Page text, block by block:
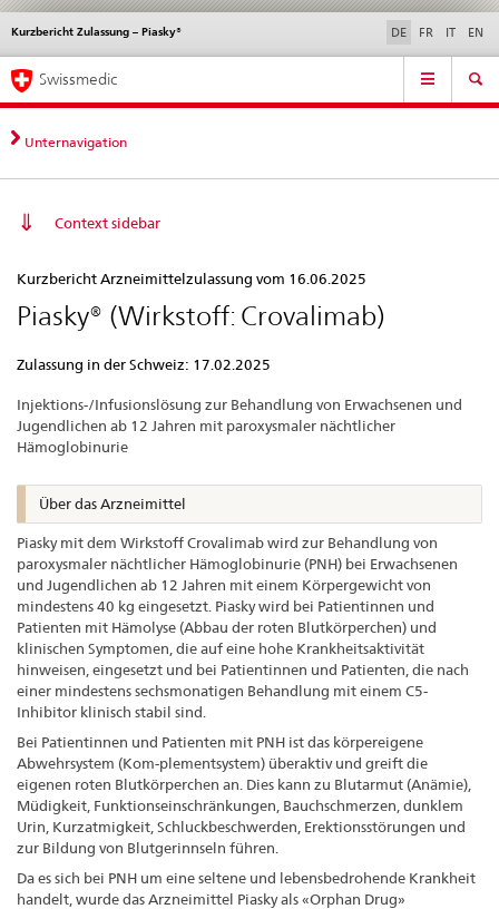
Direktnavigation
News,
Rechtsgrundlagen,
Kontakt
News & Updates Kontakt | Support & Hilfe
Kurzbericht Zulassung – Piasky®
Sprachwahl DE FR IT EN
Service
Hauptnavigation
Swissmedic
Unternavigation
Context sidebar
Zulassung
–
Piasky®
Kurzbericht Arzneimittelzulassung vom 16.06.2025
Piasky® (Wirkstoff: Crovalimab)
Zulassung in der Schweiz: 17.02.2025
Injektions-/Infusionslösung zur Behandlung von Erwachsenen und
Jugendlichen ab 12 Jahren mit paroxysmaler nächtlicher
Hämoglobinurie
Über das Arzneimittel
Piasky mit dem Wirkstoff Crovalimab wird zur Behandlung von
paroxysmaler nächtlicher Hämoglobinurie (PNH) bei Erwachsenen
und Jugendlichen ab 12 Jahren mit einem Körpergewicht von
mindestens 40 kg eingesetzt. Piasky wird bei Patientinnen und
Patienten mit Hämolyse (Abbau der roten Blutkörperchen) und
klinischen Symptomen, die auf eine hohe Krankheitsaktivität
hinweisen, eingesetzt und bei Patientinnen und Patienten, die nach
einer mindestens sechsmonatigen Behandlung mit einem C5-
Inhibitor klinisch stabil sind.
Bei Patientinnen und Patienten mit PNH ist das körpereigene
Abwehrsystem (Kom-plementsystem) überaktiv und greift die
eigenen roten Blutkörperchen an. Dies kann zu Blutarmut (Anämie),
Müdigkeit, Funktionseinschränkungen, Bauchschmerzen, dunklem
Urin, Kurzatmigkeit, Schluckbeschwerden, Erektionsstörungen und
zur Bildung von Blutgerinnseln führen.
Da es sich bei PNH um eine seltene und lebensbedrohende Krankheit
handelt, wurde das Arzneimittel Piasky als «Orphan Drug»